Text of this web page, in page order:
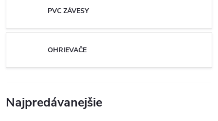
PVC ZÁVESY
OHRIEVAČE
Najpredávanejšie